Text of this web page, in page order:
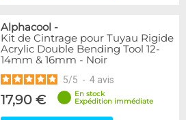
Alphacool -
Kit de Cintrage pour Tuyau Rigide
Acrylic Double Bending Tool 12-
14mm & 16mm - Noir
5/5 - 4 avis
17,90 €
En stock
Expédition immédiate